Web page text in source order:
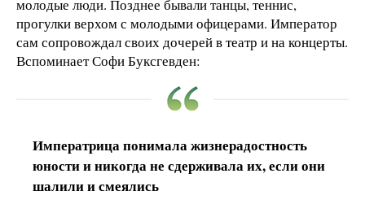
молодые люди. Позднее бывали танцы, теннис,
прогулки верхом с молодыми офицерами. Император
сам сопровождал своих дочерей в театр и на концерты.
Вспоминает Софи Буксгевден:
Императрица понимала жизнерадостность
юности и никогда не сдерживала их, если они
шалили и смеялись